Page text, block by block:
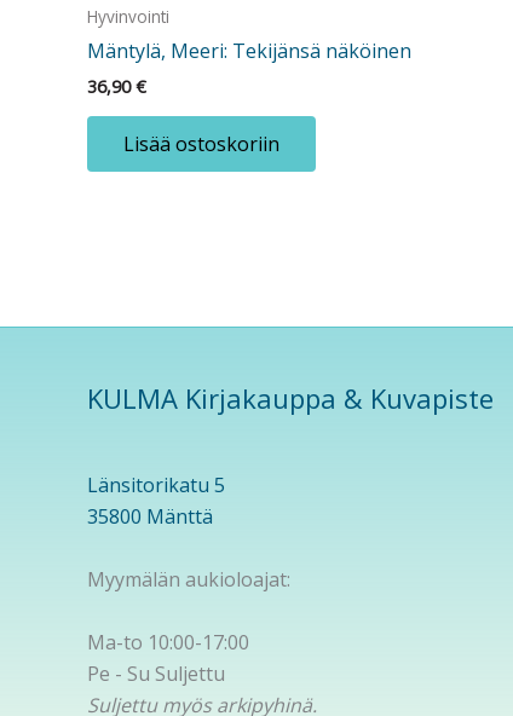
Hyvinvointi
Mäntylä, Meeri: Tekijänsä näköinen
36,90€
Lisää ostoskoriin
KULMA Kirjakauppa & Kuvapiste
Länsitorikatu 5
35800 Mänttä
Myymälän aukioloajat:
Ma-to 10:00-17:00
Pe - Su Suljettu
Suljettu myös arkipyhinä.